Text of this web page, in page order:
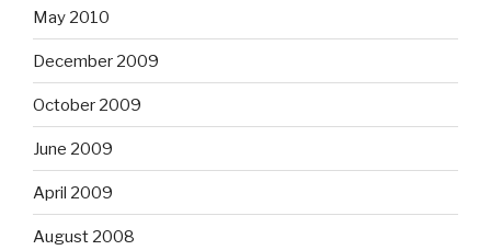
May 2010
December 2009
October 2009
June 2009
April 2009
August 2008